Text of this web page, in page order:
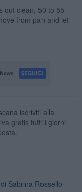
out clean, 50 to 55
from pan and let
iscriviti alla
gratis tutti i giorni
Sabrina Rossello